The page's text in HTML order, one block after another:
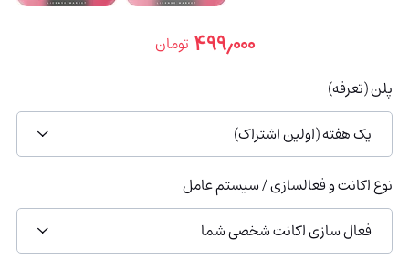
۴۹۹٫۰۰۰ تومان
پلن (تعرفه)
یک هفته (اولین اشتراک)
نوع اکانت و فعالسازی / سیستم عامل
فعال سازی اکانت شخصی شما